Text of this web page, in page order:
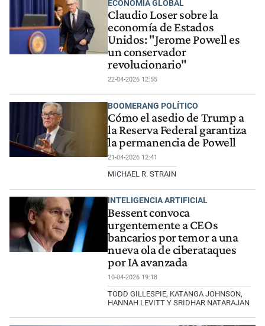
ECONOMÍA GLOBAL
Claudio Loser sobre la
economía de Estados
Unidos: "Jerome Powell es
un conservador
revolucionario"
22-04-2026 12:55
BOOMERANG POLÍTICO
Cómo el asedio de Trump a
la Reserva Federal garantiza
la permanencia de Powell
21-04-2026 12:41
MICHAEL R. STRAIN
INTELIGENCIA ARTIFICIAL
Bessent convoca
urgentemente a CEOs
bancarios por temor a una
nueva ola de ciberataques
por IA avanzada
10-04-2026 19:18
TODD GILLESPIE, KATANGA JOHNSON,
HANNAH LEVITT Y SRIDHAR NATARAJAN